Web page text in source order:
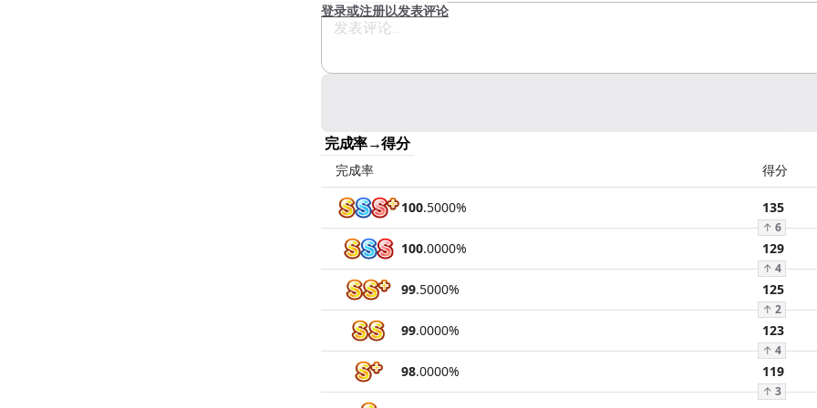
登录或注册以发表评论
完成率→得分
完成率 得分
100.5000% 135
↑ 6
100.0000% 129
↑ 4
99.5000% 125
↑ 2
99.0000% 123
↑ 4
98.0000% 119
↑ 3